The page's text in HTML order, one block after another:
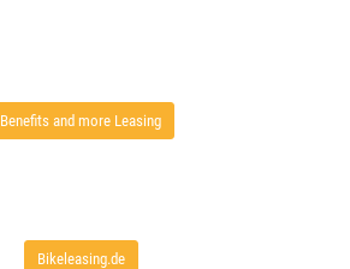
Benefits and more Leasing
Bikeleasing.de